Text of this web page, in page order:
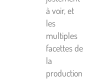
à voir, et
les
multiples
facettes de
la
production